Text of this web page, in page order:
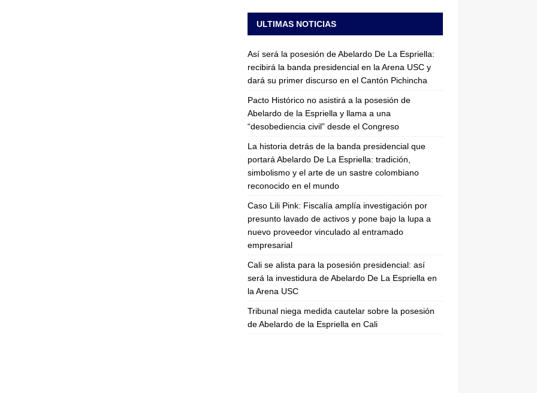
ULTIMAS NOTICIAS
Así será la posesión de Abelardo De La Espriella:
recibirá la banda presidencial en la Arena USC y
dará su primer discurso en el Cantón Pichincha
Pacto Histórico no asistirá a la posesión de
Abelardo de la Espriella y llama a una
“desobediencia civil” desde el Congreso
La historia detrás de la banda presidencial que
portará Abelardo De La Espriella: tradición,
simbolismo y el arte de un sastre colombiano
reconocido en el mundo
Caso Lili Pink: Fiscalía amplía investigación por
presunto lavado de activos y pone bajo la lupa a
nuevo proveedor vinculado al entramado
empresarial
Cali se alista para la posesión presidencial: así
será la investidura de Abelardo De La Espriella en
la Arena USC
Tribunal niega medida cautelar sobre la posesión
de Abelardo de la Espriella en Cali